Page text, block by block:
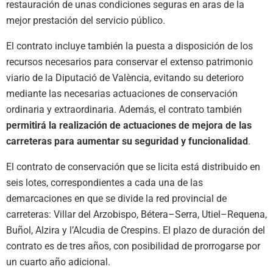
restauración de unas condiciones seguras en aras de la
mejor prestación del servicio público.
El contrato incluye también la puesta a disposición de los
recursos necesarios para conservar el extenso patrimonio
viario de la Diputació de València, evitando su deterioro
mediante las necesarias actuaciones de conservación
ordinaria y extraordinaria. Además, el contrato también
permitirá la realización de actuaciones de mejora de las
carreteras para aumentar su seguridad y funcionalidad.
El contrato de conservación que se licita está distribuido en
seis lotes, correspondientes a cada una de las
demarcaciones en que se divide la red provincial de
carreteras: Villar del Arzobispo, Bétera–Serra, Utiel–Requena,
Buñol, Alzira y l’Alcudia de Crespins. El plazo de duración del
contrato es de tres años, con posibilidad de prorrogarse por
un cuarto año adicional.